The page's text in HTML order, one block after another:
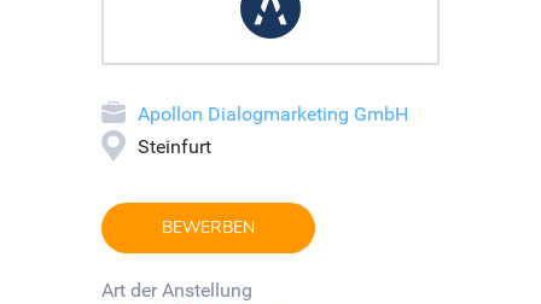
Apollon Dialogmarketing GmbH
Steinfurt
BEWERBEN
Art der Anstellung